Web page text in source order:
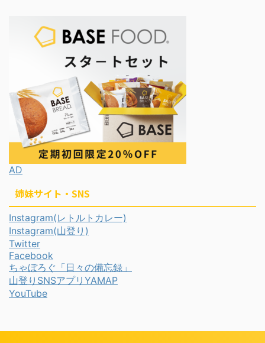
AD
姉妹サイト・SNS
Instagram(レトルトカレー)
Instagram(山登り)
Twitter
Facebook
ちゃぼろぐ「日々の備忘録」
山登りSNSアプリYAMAP
YouTube